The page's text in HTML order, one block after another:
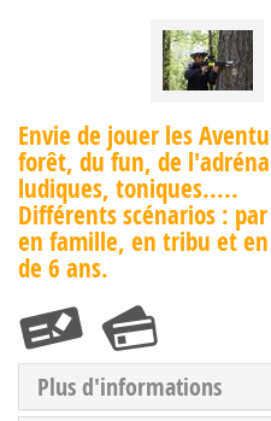
Envie de jouer les
forêt, du fun, de
ludiques, toniques.....
Différents scénarios :
en famille, en tribu et
de 6 ans.
Plus d'informations